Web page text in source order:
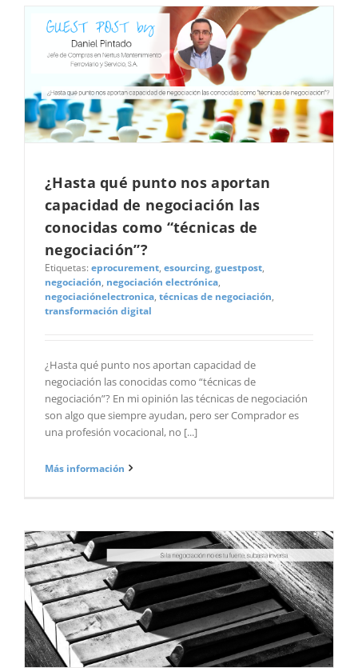
¿Hasta qué punto nos aportan
capacidad de negociación las
conocidas como “técnicas de
negociación”?
Etiquetas: eprocurement, esourcing, guestpost,
negociación, negociación electrónica,
negociaciónelectronica, técnicas de negociación,
transformación digital
¿Hasta qué punto nos aportan capacidad de
negociación las conocidas como “técnicas de
negociación”? En mi opinión las técnicas de negociación
son algo que siempre ayudan, pero ser Comprador es
una profesión vocacional, no [...]
Más información